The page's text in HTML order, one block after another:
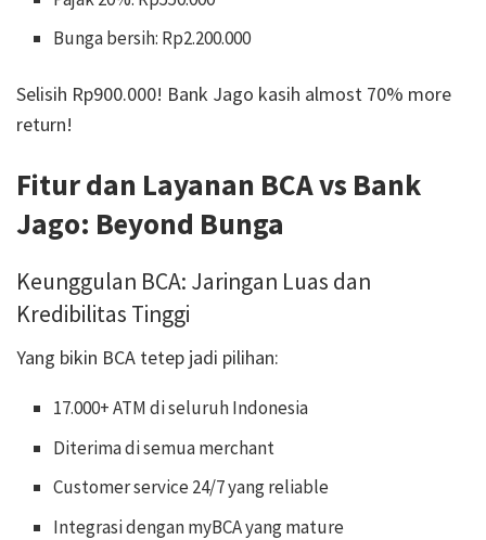
Bunga bersih: Rp2.200.000
Selisih Rp900.000! Bank Jago kasih almost 70% more
return!
Fitur dan Layanan BCA vs Bank
Jago: Beyond Bunga
Keunggulan BCA: Jaringan Luas dan
Kredibilitas Tinggi
Yang bikin BCA tetep jadi pilihan:
17.000+ ATM di seluruh Indonesia
Diterima di semua merchant
Customer service 24/7 yang reliable
Integrasi dengan myBCA yang mature